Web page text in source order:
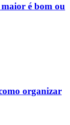
é bom ou
organizar